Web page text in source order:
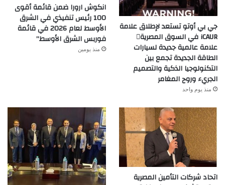
جي بي أوتو تستعد لإطلاق علامة
iCAUR في السوق المصرية
علامة عالمية جديدة لسيارات
الطاقة الجديدة تجمع بين
التكنولوجيا الذكية والتصميم
الجريء وروح المغامر
منذ يوم واحد
انكوش ارورا ضمن قائمة أقوى
100 رئيس تنفيذي في الشرق
الأوسط لعام 2026 في قائمة
فوربس الشرق الأوسط”
منذ يومين
اتحاد شركات التأمين المصرية